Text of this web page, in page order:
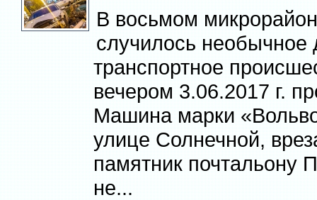
В восьмом
случилось необычное
транспортное
вечером 3.06.2017 г.
Машина марки
улице Солнечной,
памятник почтальону
не...